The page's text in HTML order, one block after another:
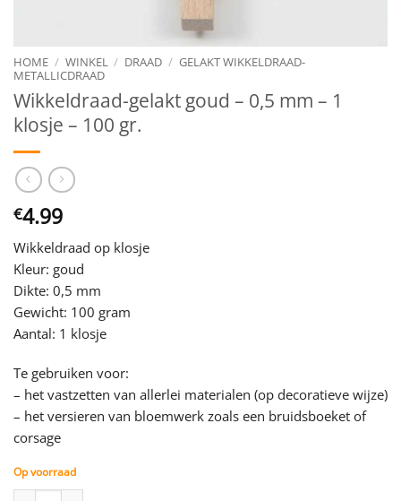
HOME / WINKEL / DRAAD / GELAKT WIKKELDRAAD-
METALLICDRAAD
Wikkeldraad-gelakt goud – 0,5 mm – 1
klosje – 100 gr.
€4.99
Wikkeldraad op klosje
Kleur: goud
Dikte: 0,5 mm
Gewicht: 100 gram
Aantal: 1 klosje
Te gebruiken voor:
– het vastzetten van allerlei materialen (op decoratieve wijze)
– het versieren van bloemwerk zoals een bruidsboeket of
corsage
Op voorraad